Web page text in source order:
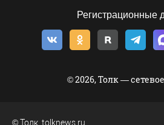
Регистрационные
© 2026, Толк —
©Толк tolknews.ru